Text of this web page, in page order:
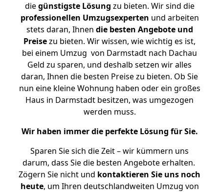
diegünstigste Lösung zu bieten. Wir sind die
professionellen Umzugsexperten und arbeiten
stets daran, Ihnen die besten Angebote und
Preisezu bieten. Wir wissen, wie wichtig es ist,
bei einem Umzug von Darmstadt nach Dachau
Geld zu sparen, und deshalb setzen wir alles
daran, Ihnen die besten Preise zu bieten. Ob Sie
nun eine kleine Wohnung haben oder ein großes
Haus in Darmstadt besitzen, was umgezogen
werden muss.
Wir haben immer die perfekte Lösung für Sie.
Sparen Sie sich die Zeit – wir kümmern uns
darum, dass Sie die besten Angebote erhalten.
Zögern Sie nicht und kontaktieren Sie uns noch
heute, um Ihren deutschlandweiten Umzug von